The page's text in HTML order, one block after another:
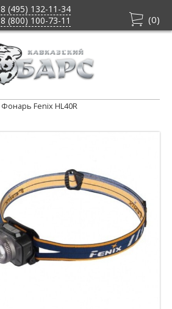
8 (495) 132-11-34
8 (800) 100-73-11
(0)
Фонарь Fenix HL40R